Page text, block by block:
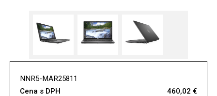
NNR5-MAR25811
Cena s DPH
460,02 €